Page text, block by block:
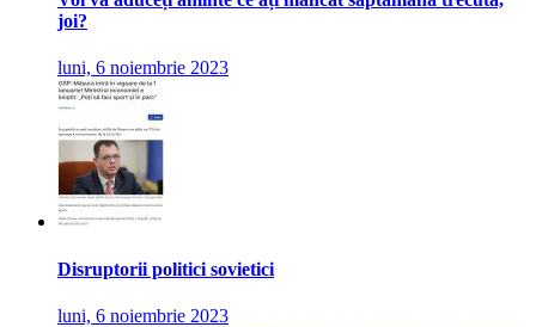
joi?
luni, 6 noiembrie 2023
Disruptorii politici sovietici
luni, 6 noiembrie 2023